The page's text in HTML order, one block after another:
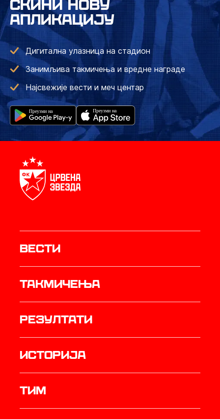
СКИНИ НОВУ
АПЛИКАЦИЈУ
Дигитална улазница на стадион
Занимљива такмичења и вредне награде
Најсвежије вести и меч центар
Вести
Такмичења
резултати
историја
ТИМ